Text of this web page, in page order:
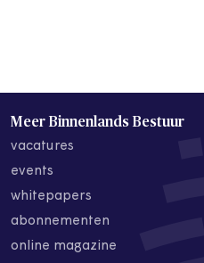
Meer Binnenlands Bestuur
vacatures
events
whitepapers
abonnementen
online magazine